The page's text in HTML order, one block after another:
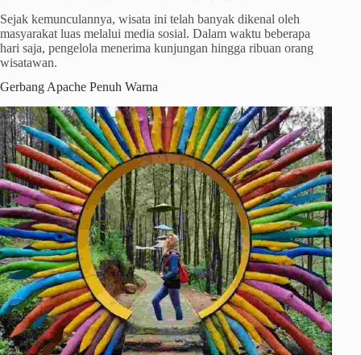
Sejak kemunculannya, wisata ini telah banyak dikenal oleh
masyarakat luas melalui media sosial. Dalam waktu beberapa
hari saja, pengelola menerima kunjungan hingga ribuan orang
wisatawan.
Gerbang Apache Penuh Warna